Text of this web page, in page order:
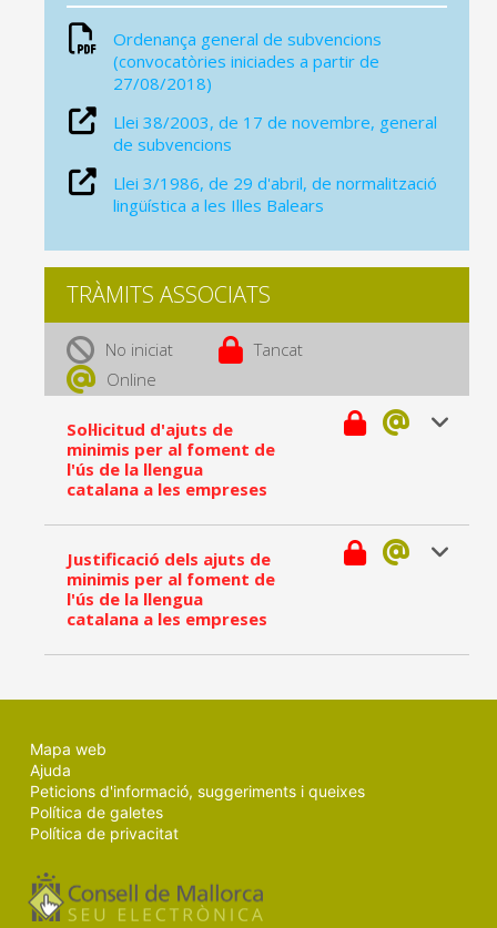
Ordenança general de subvencions
(convocatòries iniciades a partir de
27/08/2018)
Llei 38/2003, de 17 de novembre, general
de subvencions
Llei 3/1986, de 29 d'abril, de normalització
lingüística a les Illes Balears
TRÀMITS ASSOCIATS
No iniciat
Tancat
Online
Sol·licitud d'ajuts de
minimis per al foment de
l'ús de la llengua
catalana a les empreses
Justificació dels ajuts de
minimis per al foment de
l'ús de la llengua
catalana a les empreses
Mapa web
Ajuda
Peticions d'informació, suggeriments i queixes
Política de galetes
Política de privacitat